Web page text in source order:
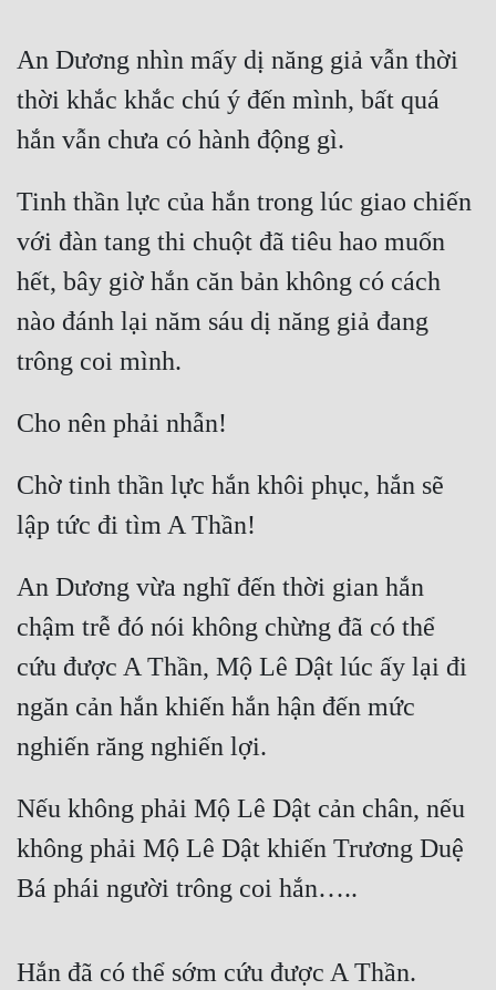
An Dương nhìn mấy dị năng giả vẫn thời
thời khắc khắc chú ý đến mình, bất quá
hắn vẫn chưa có hành động gì.
Tinh thần lực của hắn trong lúc giao chiến
với đàn tang thi chuột đã tiêu hao muốn
hết, bây giờ hắn căn bản không có cách
nào đánh lại năm sáu dị năng giả đang
trông coi mình.
Cho nên phải nhẫn!
Chờ tinh thần lực hắn khôi phục, hắn sẽ
lập tức đi tìm A Thần!
An Dương vừa nghĩ đến thời gian hắn
chậm trễ đó nói không chừng đã có thể
cứu được A Thần, Mộ Lê Dật lúc ấy lại đi
ngăn cản hắn khiến hắn hận đến mức
nghiến răng nghiến lợi.
Nếu không phải Mộ Lê Dật cản chân, nếu
không phải Mộ Lê Dật khiến Trương Duệ
Bá phái người trông coi hắn…..
Hắn đã có thể sớm cứu được A Thần.